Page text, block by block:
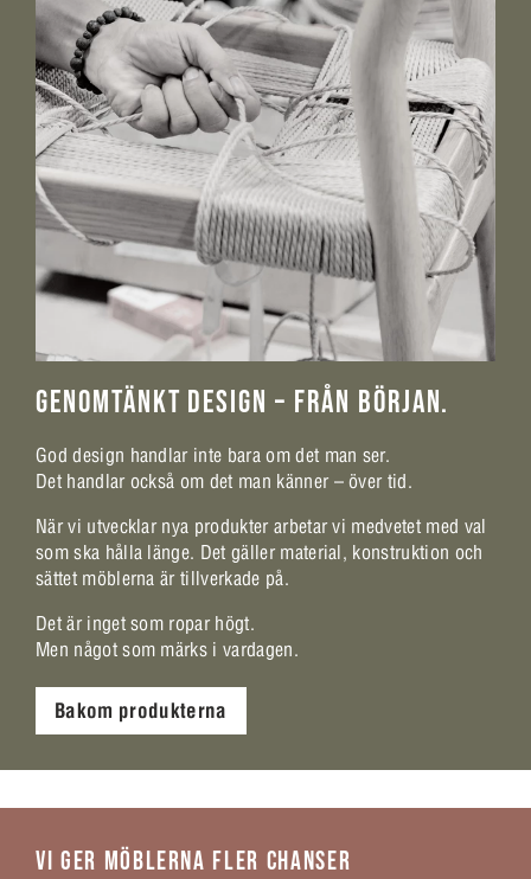
GENOMTÄNKT DESIGN – FRÅN BÖRJAN.
God design handlar inte bara om det man ser.
Det handlar också om det man känner – över tid.
När vi utvecklar nya produkter arbetar vi medvetet med val
som ska hålla länge. Det gäller material, konstruktion och
sättet möblerna är tillverkade på.
Det är inget som ropar högt.
Men något som märks i vardagen.
Bakom produkterna
VI GER MÖBLERNA FLER CHANSER